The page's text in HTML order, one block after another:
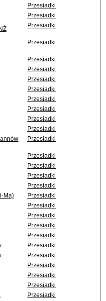
Przesiadki
Przesiadki
Przesiadki
Przesiadki
Przesiadki
Przesiadki
Przesiadki
Przesiadki
Przesiadki
Przesiadki
Przesiadki
Przesiadki
Przesiadki
Przesiadki
Przesiadki
Przesiadki
Przesiadki
Ma)
Przesiadki
Przesiadki
Przesiadki
Przesiadki
Przesiadki
Przesiadki
Przesiadki
Przesiadki
Przesiadki
Przesiadki
Przesiadki